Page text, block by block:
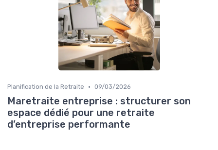
Planification de la Retraite • 09/03/2026
Maretraite entreprise : structurer son
espace dédié pour une retraite
d’entreprise performante